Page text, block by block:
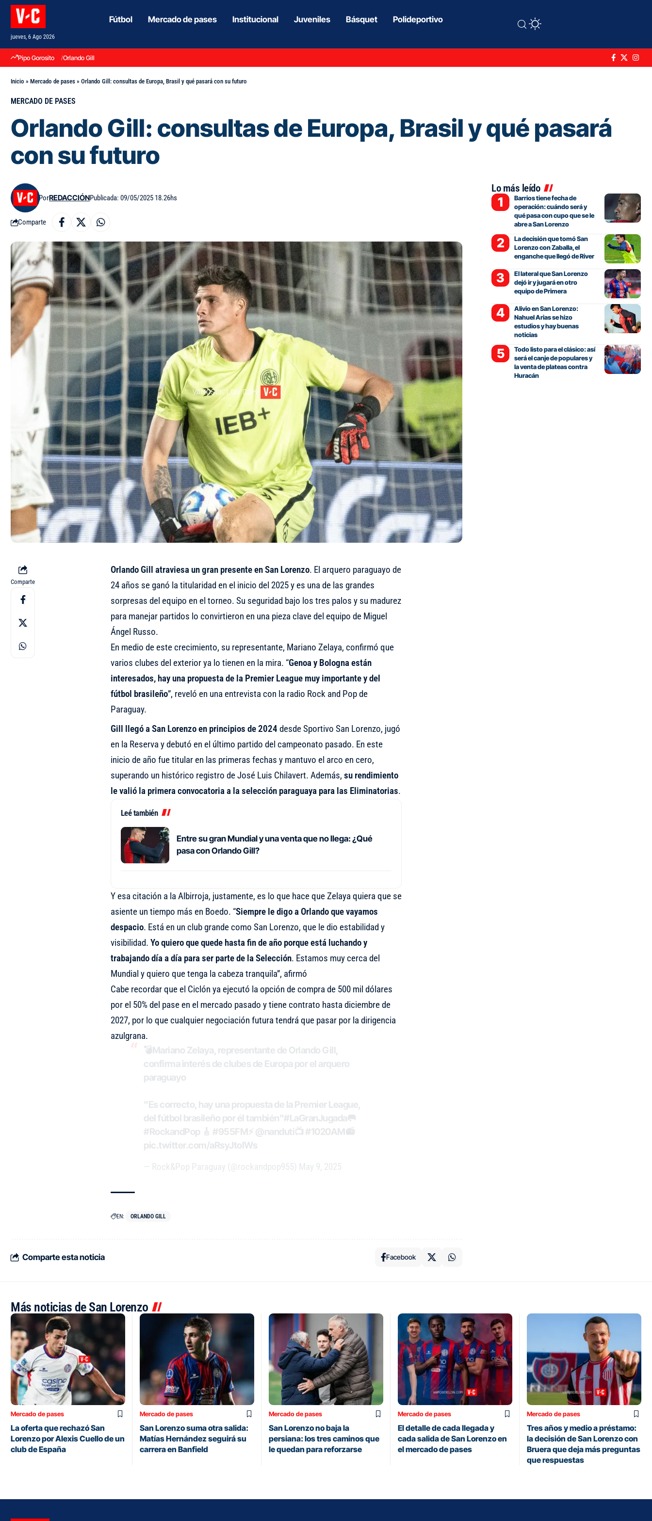
jueves, 6 Ago 2026
Fútbol Mercado de pases Institucional Juveniles Básquet Polideportivo
Pipo Gorosito Orlando Gill
Inicio » Mercado de pases » Orlando Gill: consultas de Europa, Brasil y qué pasará con su futuro
MERCADO DE PASES
Orlando Gill: consultas de Europa, Brasil y qué pasará
con su futuro
PorREDACCIÓNPublicada: 09/05/2025 18.26hs
Comparte
Comparte
Orlando Gill atraviesa un gran presente en San Lorenzo. El arquero paraguayo de
24 años se ganó la titularidad en el inicio del 2025 y es una de las grandes
sorpresas del equipo en el torneo. Su seguridad bajo los tres palos y su madurez
para manejar partidos lo convirtieron en una pieza clave del equipo de Miguel
Ángel Russo.
En medio de este crecimiento, su representante, Mariano Zelaya, confirmó que
varios clubes del exterior ya lo tienen en la mira. “Genoa y Bologna están
interesados, hay una propuesta de la Premier League muy importante y del
fútbol brasileño”, reveló en una entrevista con la radio Rock and Pop de
Paraguay.
Gill llegó a San Lorenzo en principios de 2024 desde Sportivo San Lorenzo, jugó
en la Reserva y debutó en el último partido del campeonato pasado. En este
inicio de año fue titular en las primeras fechas y mantuvo el arco en cero,
superando un histórico registro de José Luis Chilavert. Además, su rendimiento
le valió la primera convocatoria a la selección paraguaya para las Eliminatorias.
Leé también
Entre su gran Mundial y una venta que no llega: ¿Qué
pasa con Orlando Gill?
Y esa citación a la Albirroja, justamente, es lo que hace que Zelaya quiera que se
asiente un tiempo más en Boedo. “Siempre le digo a Orlando que vayamos
despacio. Está en un club grande como San Lorenzo, que le dio estabilidad y
visibilidad. Yo quiero que quede hasta fin de año porque está luchando y
trabajando día a día para ser parte de la Selección. Estamos muy cerca del
Mundial y quiero que tenga la cabeza tranquila”, afirmó
Cabe recordar que el Ciclón ya ejecutó la opción de compra de 500 mil dólares
por el 50% del pase en el mercado pasado y tiene contrato hasta diciembre de
2027, por lo que cualquier negociación futura tendrá que pasar por la dirigencia
azulgrana.
💣Mariano Zelaya, representante de Orlando Gill,
confirma interés de clubes de Europa por el arquero
paraguayo
"Es correcto, hay una propuesta de la Premier League,
del fútbol brasileño por él también"#LaGranJugada🥅
#RockandPop 🎸#955FM⚡ @nanduti📺#1020AM📻
pic.twitter.com/aRsyJtoIWs
— Rock&Pop Paraguay (@rockandpop955) May 9, 2025
EN: ORLANDO GILL
Comparte esta noticia Facebook
Lo más leído
Barrios tiene fecha de
operación: cuándo será y
qué pasa con cupo que se le
abre a San Lorenzo
La decisión que tomó San
Lorenzo con Zaballa, el
enganche que llegó de River
El lateral que San Lorenzo
dejó ir y jugará en otro
equipo de Primera
Alivio en San Lorenzo:
Nahuel Arias se hizo
estudios y hay buenas
noticias
Todo listo para el clásico: así
será el canje de populares y
la venta de plateas contra
Huracán
Más noticias de San Lorenzo
Mercado de pases
La oferta que rechazó San
Lorenzo por Alexis Cuello de un
club de España
Mercado de pases
San Lorenzo suma otra salida:
Matías Hernández seguirá su
carrera en Banfield
Mercado de pases
San Lorenzo no baja la
persiana: los tres caminos que
le quedan para reforzarse
Mercado de pases
El detalle de cada llegada y
cada salida de San Lorenzo en
el mercado de pases
Mercado de pases
Tres años y medio a préstamo:
la decisión de San Lorenzo con
Bruera que deja más preguntas
que respuestas